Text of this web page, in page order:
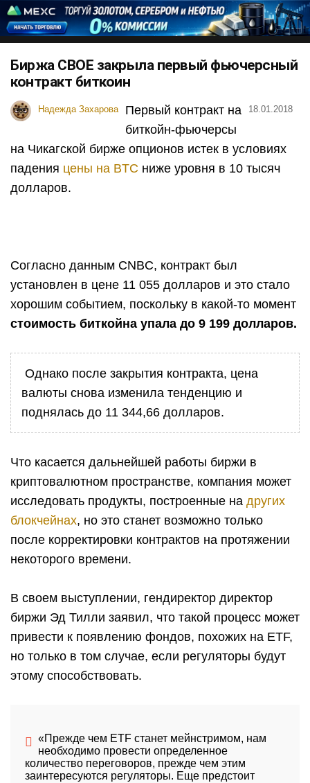
Биржа CBOE закрыла первый фьючерсный
контракт биткоин
Надежда Захарова 18.01.2018
Первый контракт на
биткойн-фьючерсы
на Чикагской бирже опционов истек в условиях
падения цены на BTC ниже уровня в 10 тысяч
долларов.
Согласно данным CNBC, контракт был
установлен в цене 11 055 долларов и это стало
хорошим событием, поскольку в какой-то момент
стоимость биткойна упала до 9 199 долларов.
Однако после закрытия контракта, цена
валюты снова изменила тенденцию и
поднялась до 11 344,66 долларов.
Что касается дальнейшей работы биржи в
криптовалютном пространстве, компания может
исследовать продукты, построенные на других
блокчейнах, но это станет возможно только
после корректировки контрактов на протяжении
некоторого времени.
В своем выступлении, гендиректор директор
биржи Эд Тилли заявил, что такой процесс может
привести к появлению фондов, похожих на ETF,
но только в том случае, если регуляторы будут
этому способствовать.
«Прежде чем ETF станет мейнстримом, нам
необходимо провести определенное
количество переговоров, прежде чем этим
заинтересуются регуляторы. Еще предстоит